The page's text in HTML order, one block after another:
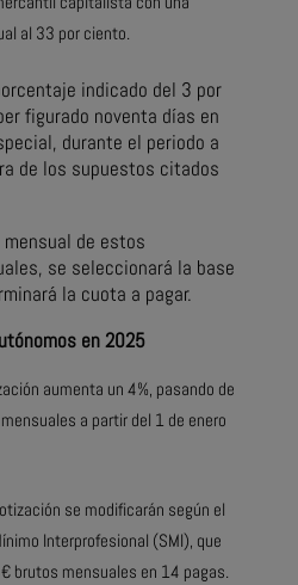
al 33 por ciento.
indicado del 3 por
figurado noventa días en
durante el periodo a
de los supuestos citados
de estos
se seleccionará la base
la cuota a pagar.
en 2025
aumenta un 4%, pasando de
a partir del 1 de enero
se modificarán según el
Interprofesional (SMI), que
brutos mensuales en 14 pagas.